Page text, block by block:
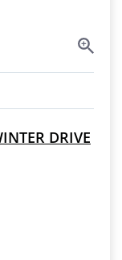
DRIVE